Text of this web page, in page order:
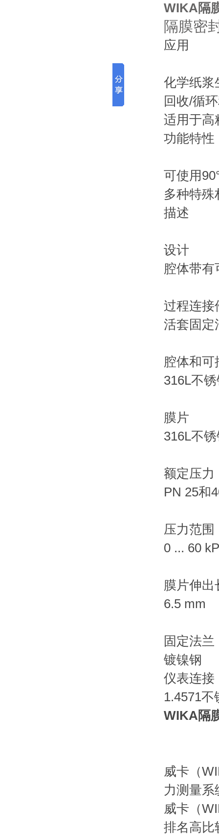
WIKA隔
隔膜密
应用
化学纸浆
回收/循
适用于高
功能特性
可使用
多种特殊
描述
设计
腔体带有
过程连接
活套固定
腔体和可
316L不
膜片
316L不
额定压力
PN 25和
压力范围
0 ... 60
膜片伸出
6.5 mm
固定法兰
镀镍钢
仪表连接
1.4571
WIKA隔
威卡（
力测量系
威卡（
排名高比